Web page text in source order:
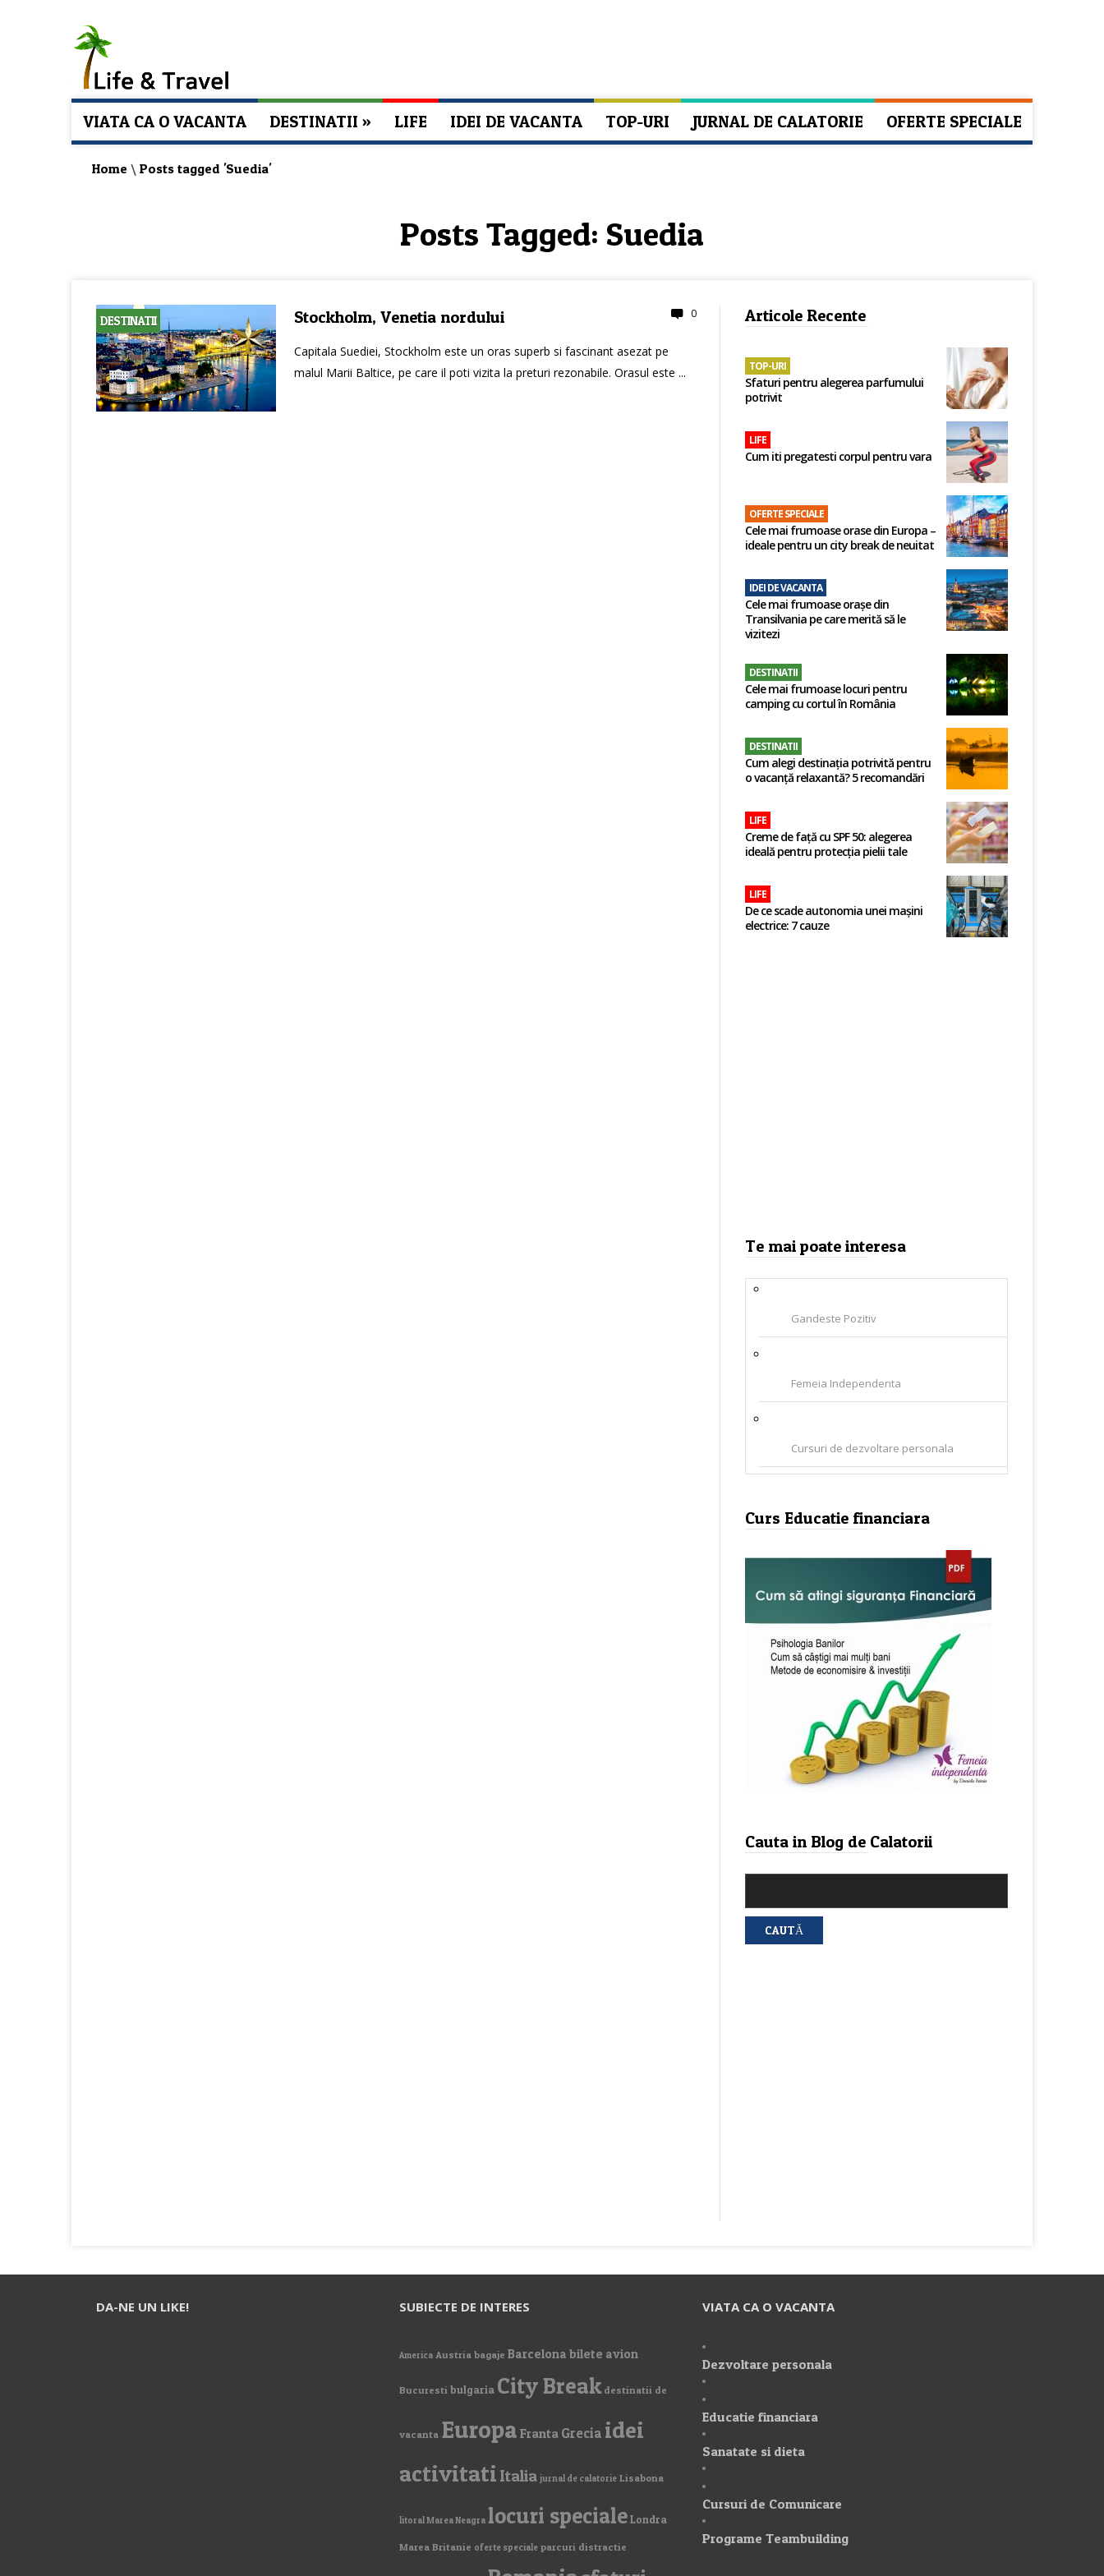
VIATA CA O VACANTA DESTINATII » LIFE IDEI DE VACANTA TOP-URI JURNAL DE CALATORIE OFERTE SPECIALE
Home \ Posts tagged 'Suedia'
Posts Tagged: Suedia
DESTINATII 0
Stockholm, Venetia nordului
Capitala Suediei, Stockholm este un oras superb si fascinant asezat pe
malul Marii Baltice, pe care il poti vizita la preturi rezonabile. Orasul este ...
Articole Recente
TOP-URI
Sfaturi pentru alegerea parfumului
potrivit
LIFE
Cum iti pregatesti corpul pentru vara
OFERTE SPECIALE
Cele mai frumoase orase din Europa –
ideale pentru un city break de neuitat
IDEI DE VACANTA
Cele mai frumoase orașe din
Transilvania pe care merită să le
vizitezi
DESTINATII
Cele mai frumoase locuri pentru
camping cu cortul în România
DESTINATII
Cum alegi destinația potrivită pentru
o vacanță relaxantă? 5 recomandări
LIFE
Creme de față cu SPF 50: alegerea
ideală pentru protecția pielii tale
LIFE
De ce scade autonomia unei mașini
electrice: 7 cauze
Te mai poate interesa
Gandeste Pozitiv
Femeia Independenta
Cursuri de dezvoltare personala
Curs Educatie financiara
Cauta in Blog de Calatorii
DA-NE UN LIKE! SUBIECTE DE INTERES
America Austria bagaje Barcelona bilete avion
Bucuresti bulgaria City Break destinatii de
vacanta Europa Franta Grecia idei
activitati Italia jurnal de calatorie Lisabona
litoral Marea Neagra locuri specialeLondra
Marea Britanie oferte speciale parcuri distractie
VIATA CA O VACANTA
Dezvoltare personala
Educatie financiara
Sanatate si dieta
Cursuri de Comunicare
Programe Teambuilding